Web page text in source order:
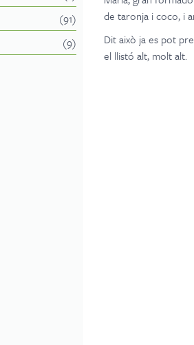
(91)
(9)
de taronja i coco, i
Dit això ja es pot
el llistó alt, molt alt.